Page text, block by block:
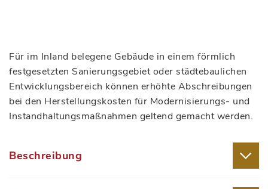
Für im Inland belegene Gebäude in einem förmlich
festgesetzten Sanierungsgebiet oder städtebaulichen
Entwicklungsbereich können erhöhte Abschreibungen
bei den Herstellungskosten für Modernisierungs- und
Instandhaltungsmaßnahmen geltend gemacht werden.
Beschreibung